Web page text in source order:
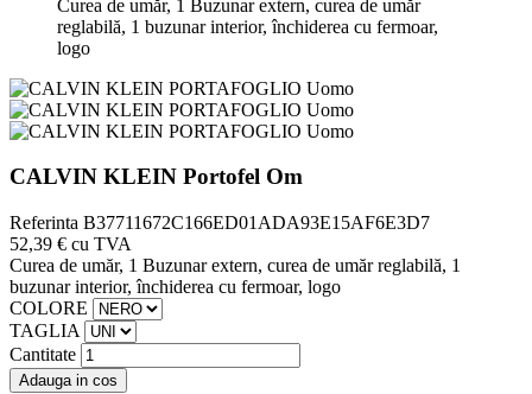
Curea de umăr, 1 Buzunar extern, curea de umăr
reglabilă, 1 buzunar interior, închiderea cu fermoar,
logo
CALVIN KLEIN Portofel Om
Referinta B37711672C166ED01ADA93E15AF6E3D7
52,39 € cu TVA
Curea de umăr, 1 Buzunar extern, curea de umăr reglabilă, 1
buzunar interior, închiderea cu fermoar, logo
COLORE
TAGLIA
Cantitate
Adauga in cos